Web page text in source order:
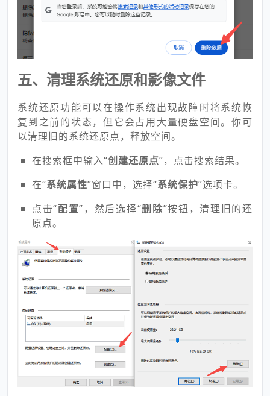
五、清理系统还原和影像文件
系统还原功能可以在操作系统出现故障时将系统恢
复到之前的状态，但它会占用大量硬盘空间。你可
以清理旧的系统还原点，释放空间。
在搜索框中输入“创建还原点”，点击搜索结果。
在“系统属性”窗口中，选择“系统保护”选项卡。
点击“配置”，然后选择“删除”按钮，清理旧的还
原点。